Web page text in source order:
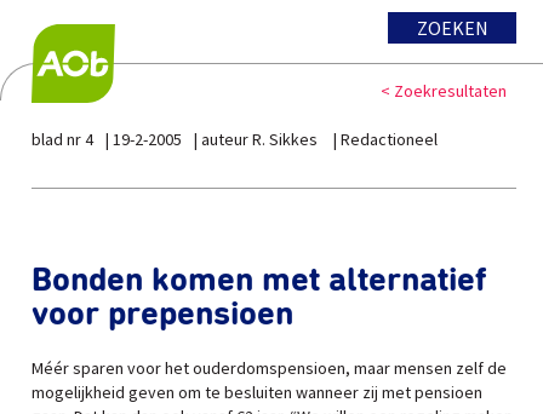
ZOEKEN
< Zoekresultaten
blad nr 4 19-2-2005 auteur R. Sikkes Redactioneel
Bonden komen met alternatief
voor prepensioen
Méér sparen voor het ouderdomspensioen, maar mensen zelf de
mogelijkheid geven om te besluiten wanneer zij met pensioen